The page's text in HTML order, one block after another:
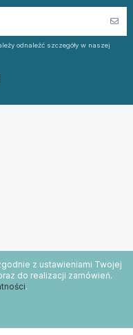
odnaleźć szczegóły w naszej
z ustawieniami Twojej
do realizacji zamówień.
.